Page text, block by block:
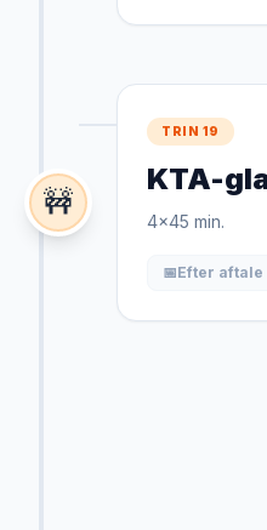
TRIN 19
KTA-
4x45 min.
📅Efter aftale
🚧